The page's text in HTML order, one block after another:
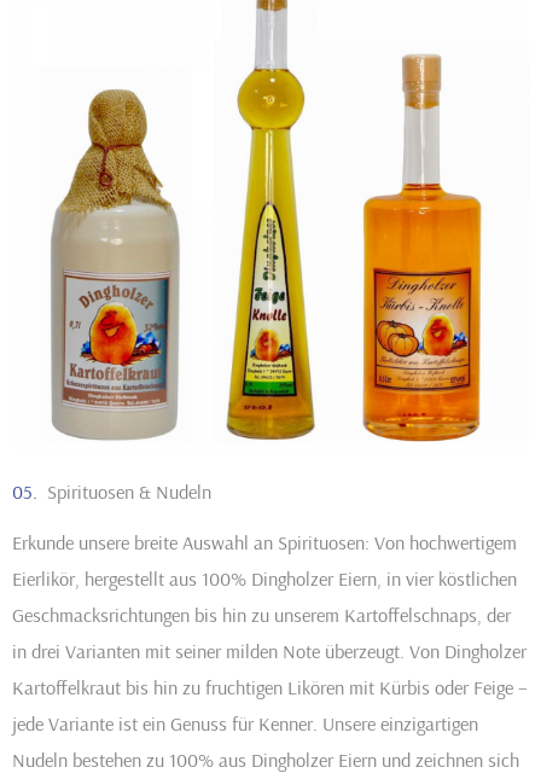
05. Spirituosen & Nudeln
Erkunde unsere breite Auswahl an Spirituosen: Von hochwertigem
Eierlikör, hergestellt aus 100% Dingholzer Eiern, in vier köstlichen
Geschmacksrichtungen bis hin zu unserem Kartoffelschnaps, der
in drei Varianten mit seiner milden Note überzeugt. Von Dingholzer
Kartoffelkraut bis hin zu fruchtigen Likören mit Kürbis oder Feige –
jede Variante ist ein Genuss für Kenner. Unsere einzigartigen
Nudeln bestehen zu 100% aus Dingholzer Eiern und zeichnen sich